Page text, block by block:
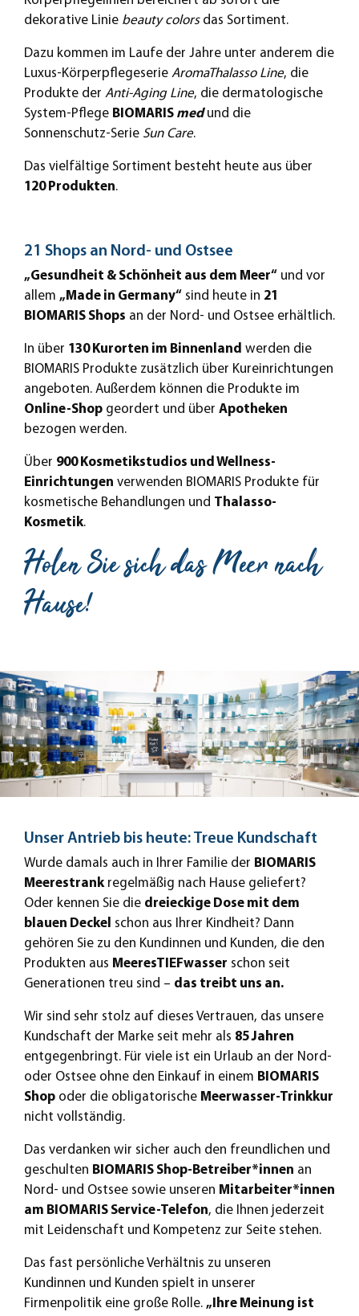
dekorative Linie beauty colorsdas Sortiment.
Dazu kommen im Laufe der Jahre unter anderem die
Luxus-Körperpflegeserie AromaThalasso Line, die
Produkte der Anti-Aging Line, die dermatologische
System-Pflege BIOMARIS medund die
Sonnenschutz-Serie Sun Care.
Das vielfältige Sortiment besteht heute aus über
120 Produkten.
21 Shops an Nord- und Ostsee
„Gesundheit & Schönheit aus dem Meer“ und vor
allem „Made in Germany“ sind heute in 21
BIOMARIS Shops an der Nord- und Ostsee erhältlich.
In über 130 Kurorten im Binnenland werden die
BIOMARIS Produkte zusätzlich über Kureinrichtungen
angeboten. Außerdem können die Produkte im
Online-Shop geordert und über Apotheken
bezogen werden.
Über 900 Kosmetikstudios und Wellness-
Einrichtungen verwenden BIOMARIS Produkte für
kosmetische Behandlungen und Thalasso-
Kosmetik.
Holen Sie sich das Meer nach
Hause!
Unser Antrieb bis heute: Treue Kundschaft
Wurde damals auch in Ihrer Familie der BIOMARIS
Meerestrankregelmäßig nach Hause geliefert?
Oder kennen Sie die dreieckige Dose mit dem
blauen Deckel schon aus Ihrer Kindheit? Dann
gehören Sie zu den Kundinnen und Kunden, die den
Produkten aus MeeresTIEFwasser schon seit
Generationen treu sind – das treibt uns an.
Wir sind sehr stolz auf dieses Vertrauen, das unsere
Kundschaft der Marke seit mehr als 85 Jahren
entgegenbringt. Für viele ist ein Urlaub an der Nord-
oder Ostsee ohne den Einkauf in einem BIOMARIS
Shop oder die obligatorische Meerwasser-Trinkkur
nicht vollständig.
Das verdanken wir sicher auch den freundlichen und
geschulten BIOMARIS Shop-Betreiber*innen an
Nord- und Ostsee sowie unseren Mitarbeiter*innen
am BIOMARIS Service-Telefon, die Ihnen jederzeit
mit Leidenschaft und Kompetenz zur Seite stehen.
Das fast persönliche Verhältnis zu unseren
Kundinnen und Kunden spielt in unserer
Firmenpolitik eine große Rolle. „Ihre Meinung ist